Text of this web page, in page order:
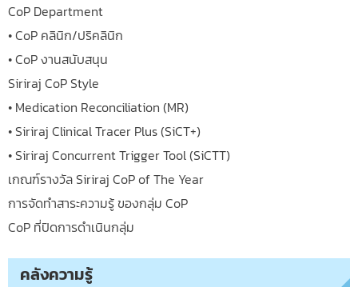
CoP Department
• CoP คลินิก/ปริคลินิก
• CoP งานสนับสนุน
Siriraj CoP Style
• Medication Reconciliation (MR)
• Siriraj Clinical Tracer Plus (SiCT+)
• Siriraj Concurrent Trigger Tool (SiCTT)
เกณฑ์รางวัล Siriraj CoP of The Year
การจัดทำสาระความรู้ ของกลุ่ม CoP
CoP ที่ปิดการดำเนินกลุ่ม
คลังความรู้